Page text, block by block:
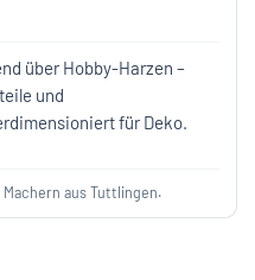
über Hobby-Harzen –
und
für Deko.
aus Tuttlingen.